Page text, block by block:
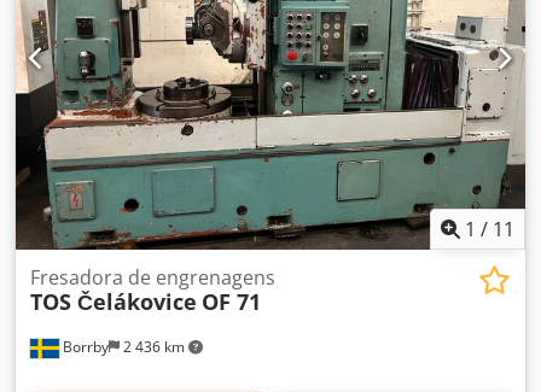
1 / 11
Borrby 2 436 km
Fresadora de engrenagens
TOS Čelákovice OF 71